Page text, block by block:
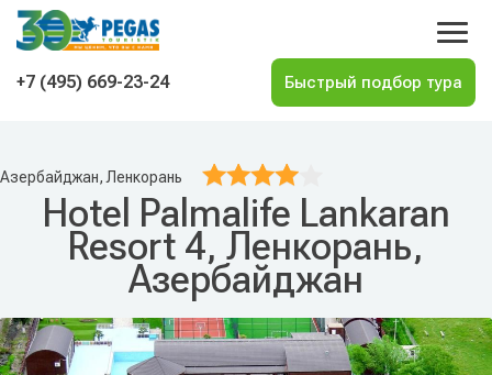
На главную
+7 (495) 669-23-24
Азербайджан, Ленкорань
Hotel Palmalife Lankaran
Resort 4, Ленкорань,
Азербайджан